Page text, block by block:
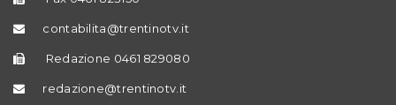
contabilita@trentinotv.it
Redazione 0461 829080
redazione@trentinotv.it